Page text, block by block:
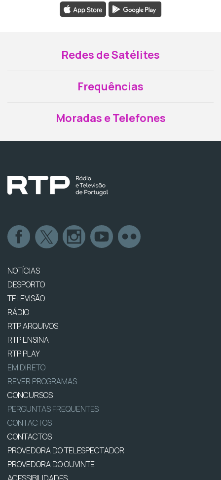
Redes de Satélites
Frequências
Moradas e Telefones
NOTÍCIAS
DESPORTO
TELEVISÃO
RÁDIO
RTP ARQUIVOS
RTP ENSINA
RTP PLAY
EM DIRETO
REVER PROGRAMAS
CONCURSOS
PERGUNTAS FREQUENTES
CONTACTOS
CONTACTOS
PROVEDORA DO TELESPECTADOR
PROVEDORA DO OUVINTE